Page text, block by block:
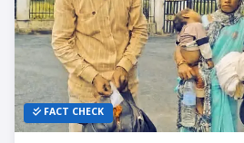
FACT CHECK